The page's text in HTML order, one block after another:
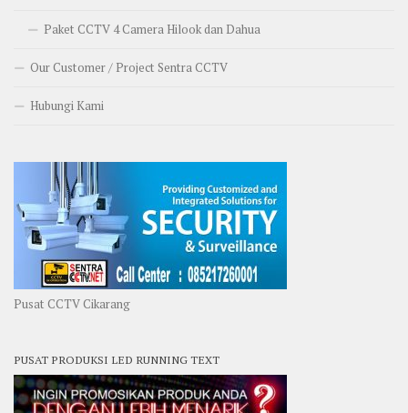
Paket CCTV 4 Camera Hilook dan Dahua
Our Customer / Project Sentra CCTV
Hubungi Kami
Pusat CCTV Cikarang
PUSAT PRODUKSI LED RUNNING TEXT